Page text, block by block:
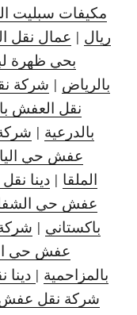
مكيفات سبليت
ريال | عمال نقل
بحي ظهرة
بالرياض | شركة
نقل العفش
بالدرعية |
عفش حي
الملقا |دينا
عفش حي
باكستاني |
عفش حي
بالمزاحمية |
شركة نقل عفش